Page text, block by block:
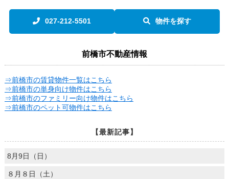
027-212-5501 物件を探す
前橋市不動産情報
⇒前橋市の賃貸物件一覧はこちら
⇒前橋市の単身向け物件はこちら
⇒前橋市のファミリー向け物件はこちら
⇒前橋市のペット可物件はこちら
【最新記事】
8月9日（日）
８月８日（土）